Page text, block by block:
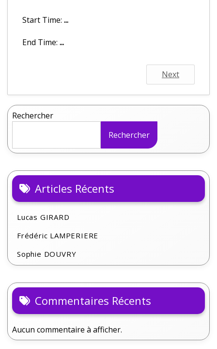
Start Time: ...
End Time: ...
Next
Rechercher
Rechercher
Articles Récents
Lucas GIRARD
Frédéric LAMPERIERE
Sophie DOUVRY
Commentaires Récents
Aucun commentaire à afficher.